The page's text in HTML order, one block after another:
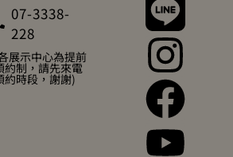
07-3338-
228
展示中心為提前
約制，請先來電
約時段，謝謝)